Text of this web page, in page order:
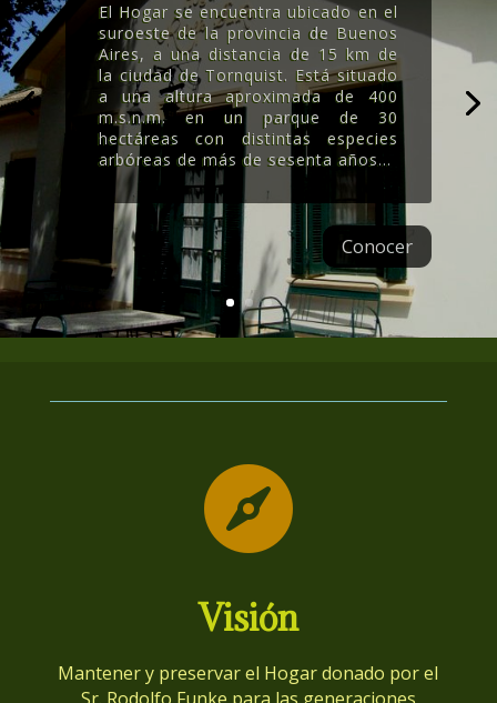
El Hogar se encuentra ubicado en el
suroeste de la provincia de Buenos
Aires, a una distancia de 15 km de
la ciudad de Tornquist. Está situado
a una altura aproximada de 400
m.s.n.m. en un parque de 30
hectáreas con distintas especies
arbóreas de más de sesenta años...
Conocer

Visión
Mantener y preservar el Hogar donado por el